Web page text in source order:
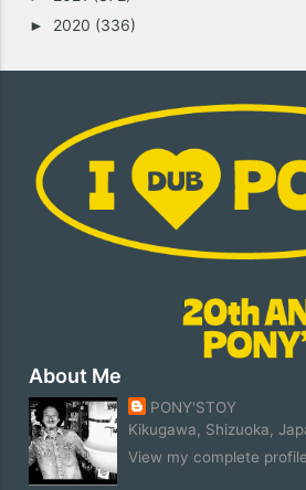
► 2020 (336)
About Me
PONY'STOY
Kikugawa, Shizuoka,
View my complete profile